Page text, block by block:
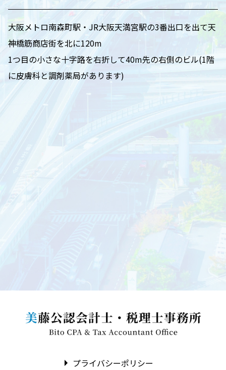
大阪メトロ南森町駅・JR大阪天満宮駅の3番出口を出て天
神橋筋商店街を北に120m
1つ目の小さな十字路を右折して40m先の右側のビル(1階
に皮膚科と調剤薬局があります)
プライバシーポリシー